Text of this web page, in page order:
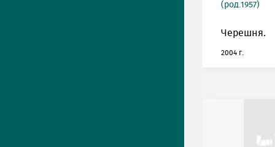
(род.1957)
Черешня.
2004 г.